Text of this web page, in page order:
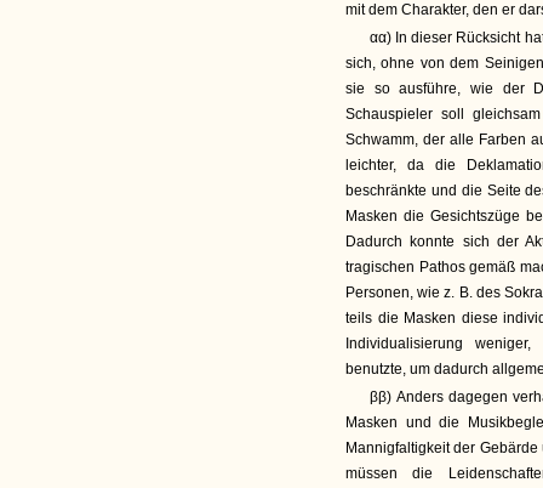
mit dem Charakter, den er
αα) In dieser Rücksicht
sich, ohne von dem
sie so ausführe, wie der
Schauspieler soll
Schwamm, der alle Farben
leichter, da die
beschränkte und die Seite
Masken die Gesichtszüge
Dadurch konnte sich der
tragischen Pathos gemäß
Personen, wie z. B. des
teils die Masken diese
Individualisierung
benutzte, um dadurch
ββ) Anders dagegen
Masken und die
Mannigfaltigkeit der
müssen die